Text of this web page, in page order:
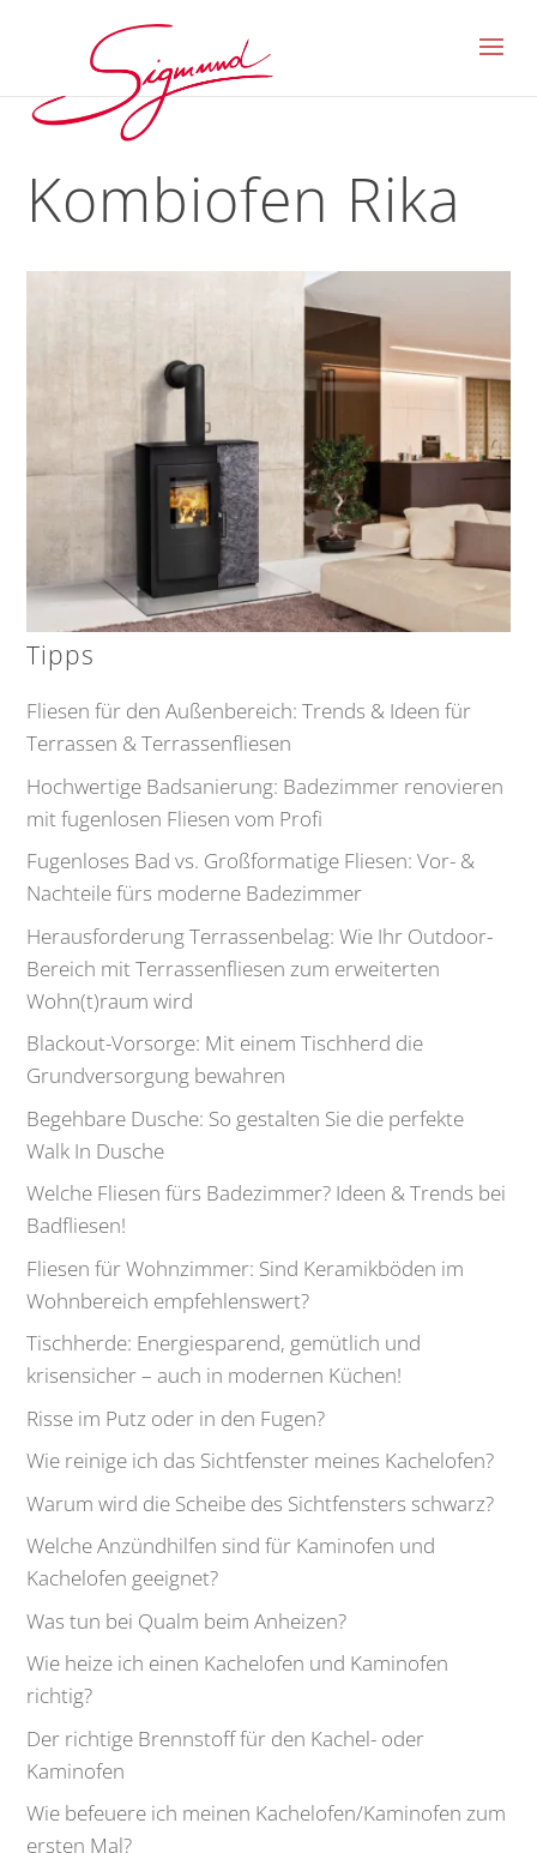
Kombiofen Rika
Tipps
Fliesen für den Außenbereich: Trends & Ideen für
Terrassen & Terrassenfliesen
Hochwertige Badsanierung: Badezimmer renovieren
mit fugenlosen Fliesen vom Profi
Fugenloses Bad vs. Großformatige Fliesen: Vor- &
Nachteile fürs moderne Badezimmer
Herausforderung Terrassenbelag: Wie Ihr Outdoor-
Bereich mit Terrassenfliesen zum erweiterten
Wohn(t)raum wird
Blackout-Vorsorge: Mit einem Tischherd die
Grundversorgung bewahren
Begehbare Dusche: So gestalten Sie die perfekte
Walk In Dusche
Welche Fliesen fürs Badezimmer? Ideen & Trends bei
Badfliesen!
Fliesen für Wohnzimmer: Sind Keramikböden im
Wohnbereich empfehlenswert?
Tischherde: Energiesparend, gemütlich und
krisensicher – auch in modernen Küchen!
Risse im Putz oder in den Fugen?
Wie reinige ich das Sichtfenster meines Kachelofen?
Warum wird die Scheibe des Sichtfensters schwarz?
Welche Anzündhilfen sind für Kaminofen und
Kachelofen geeignet?
Was tun bei Qualm beim Anheizen?
Wie heize ich einen Kachelofen und Kaminofen
richtig?
Der richtige Brennstoff für den Kachel- oder
Kaminofen
Wie befeuere ich meinen Kachelofen/Kaminofen zum
ersten Mal?